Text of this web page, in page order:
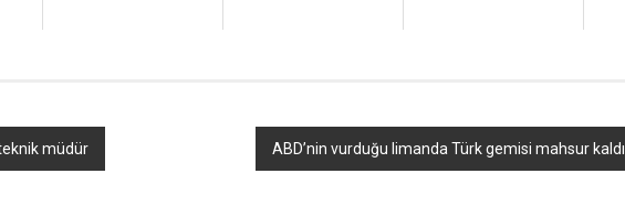
müdür ABD’nin vurduğu limanda Türk gemisi mahsur kaldı